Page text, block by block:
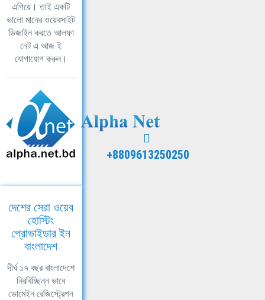
এগিয়ে। তাই একটি
ভালো মানের ওয়েবসাইট
ডিজাইন করতে আলফা
নেট এ আজ ই
যোগাযোগ করুন।
+8809613250250
দেশের সেরা ওয়েব
হোস্টিং
প্রোভাইডার ইন
বাংলাদেশ
দীর্ঘ ১৭ বছর বাংলাদেশে
নিরবিচ্ছিন্ন ভাবে
ডোমেইন রেজিস্ট্রেশন